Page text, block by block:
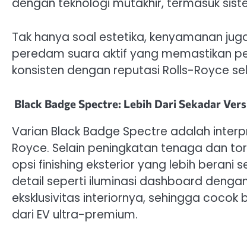
dengan teknologi mutakhir, termasuk
Tak hanya soal estetika, kenyamanan
peredam suara aktif yang memastikan
konsisten dengan reputasi Rolls-Royce
Black Badge Spectre: Lebih Dari Sekadar
Varian Black Badge Spectre adalah
Royce. Selain peningkatan tenaga dan
opsi finishing eksterior yang lebih berani
detail seperti iluminasi dashboard
eksklusivitas interiornya, sehingga
dari EV ultra-premium.